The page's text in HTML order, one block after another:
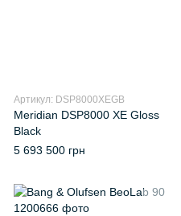
Артикул: DSP8000XEGB
Meridian DSP8000 XE Gloss
Black
5 693 500 грн